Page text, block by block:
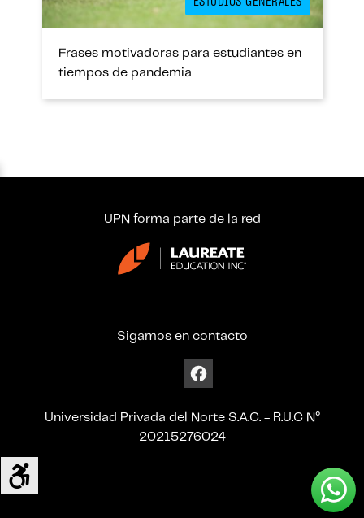
Frases motivadoras para estudiantes en
tiempos de pandemia
UPN forma parte de la red
Sigamos en contacto
Universidad Privada del Norte S.A.C. - R.U.C N°
20215276024